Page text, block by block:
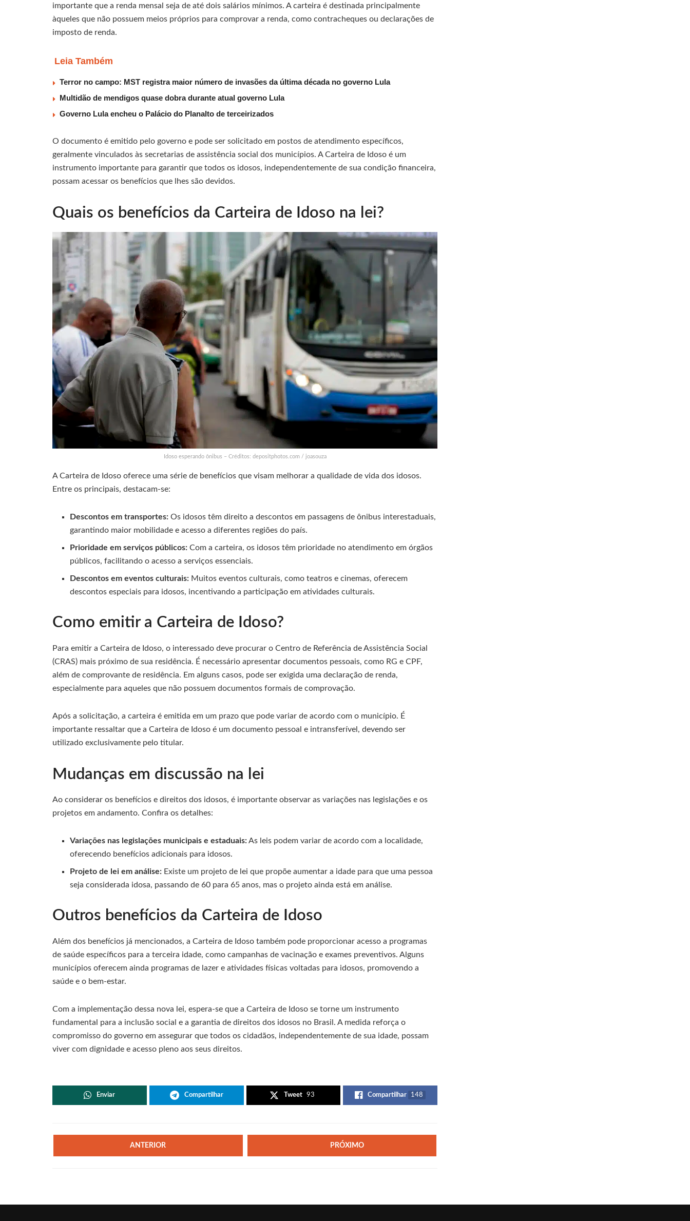
importante que a renda mensal seja de até dois salários mínimos. A carteira é destinada principalmente
àqueles que não possuem meios próprios para comprovar a renda, como contracheques ou declarações de
imposto de renda.
Leia Também
Terror no campo: MST registra maior número de invasões da última década no governo Lula
Multidão de mendigos quase dobra durante atual governo Lula
Governo Lula encheu o Palácio do Planalto de terceirizados
O documento é emitido pelo governo e pode ser solicitado em postos de atendimento específicos,
geralmente vinculados às secretarias de assistência social dos municípios. A Carteira de Idoso é um
instrumento importante para garantir que todos os idosos, independentemente de sua condição financeira,
possam acessar os benefícios que lhes são devidos.
Quais os benefícios da Carteira de Idoso na lei?
Idoso esperando ônibus – Créditos: depositphotos.com / joasouza
A Carteira de Idoso oferece uma série de benefícios que visam melhorar a qualidade de vida dos idosos.
Entre os principais, destacam-se:
Descontos em transportes: Os idosos têm direito a descontos em passagens de ônibus interestaduais,
garantindo maior mobilidade e acesso a diferentes regiões do país.
Prioridade em serviços públicos: Com a carteira, os idosos têm prioridade no atendimento em órgãos
públicos, facilitando o acesso a serviços essenciais.
Descontos em eventos culturais: Muitos eventos culturais, como teatros e cinemas, oferecem
descontos especiais para idosos, incentivando a participação em atividades culturais.
Como emitir a Carteira de Idoso?
Para emitir a Carteira de Idoso, o interessado deve procurar o Centro de Referência de Assistência Social
(CRAS) mais próximo de sua residência. É necessário apresentar documentos pessoais, como RG e CPF,
além de comprovante de residência. Em alguns casos, pode ser exigida uma declaração de renda,
especialmente para aqueles que não possuem documentos formais de comprovação.
Após a solicitação, a carteira é emitida em um prazo que pode variar de acordo com o município. É
importante ressaltar que a Carteira de Idoso é um documento pessoal e intransferível, devendo ser
utilizado exclusivamente pelo titular.
Mudanças em discussão na lei
Ao considerar os benefícios e direitos dos idosos, é importante observar as variações nas legislações e os
projetos em andamento. Confira os detalhes:
Variações nas legislações municipais e estaduais:As leis podem variar de acordo com a localidade,
oferecendo benefícios adicionais para idosos.
Projeto de lei em análise: Existe um projeto de lei que propõe aumentar a idade para que uma pessoa
seja considerada idosa, passando de 60 para 65 anos, mas o projeto ainda está em análise.
Outros benefícios da Carteira de Idoso
Além dos benefícios já mencionados, a Carteira de Idoso também pode proporcionar acesso a programas
de saúde específicos para a terceira idade, como campanhas de vacinação e exames preventivos. Alguns
municípios oferecem ainda programas de lazer e atividades físicas voltadas para idosos, promovendo a
saúde e o bem-estar.
Com a implementação dessa nova lei, espera-se que a Carteira de Idoso se torne um instrumento
fundamental para a inclusão social e a garantia de direitos dos idosos no Brasil. A medida reforça o
compromisso do governo em assegurar que todos os cidadãos, independentemente de sua idade, possam
viver com dignidade e acesso pleno aos seus direitos.
Enviar Compartilhar Tweet 93 Compartilhar 148
ANTERIOR PRÓXIMO